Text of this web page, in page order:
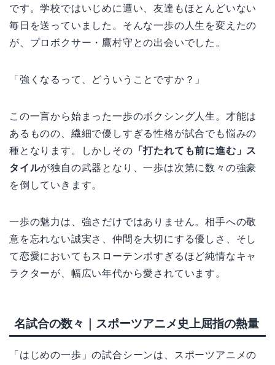
です。学校ではいじめに遭い、友達もほとんどいない
毎日を送っていました。そんな一歩の人生を変えたの
が、プロボクサー・鷹村守との出会いでした。
「強くなるって、どういうことですか？」
この一言から始まった一歩のボクシング人生。才能は
あるものの、繊細で優しすぎる性格が試合でも悩みの
種となります。しかしその 「打たれても前に進む」ス
タイルが独自の武器となり、一歩は次第に数々の強豪
を倒していきます。
一歩の魅力は、強さだけではありません。相手への敬
意を忘れない誠実さ、仲間を大切にする優しさ、そし
て恋愛においてもスローテンポすぎるほど純情なキャ
ラクターが、幅広い年代から愛されています。
名試合の数々｜スポーツアニメ史上屈指の熱量
「はじめの一歩」の試合シーンは、スポーツアニメの